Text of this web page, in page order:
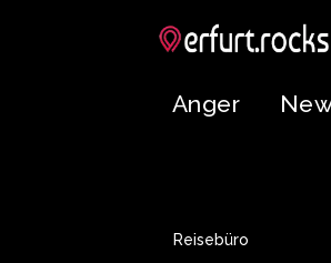
Anger
Reisebüro